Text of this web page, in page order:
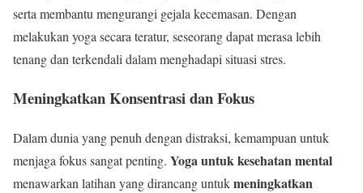
serta membantu mengurangi gejala kecemasan. Dengan
melakukan yoga secara teratur, seseorang dapat merasa lebih
tenang dan terkendali dalam menghadapi situasi stres.
Meningkatkan Konsentrasi dan Fokus
Dalam dunia yang penuh dengan distraksi, kemampuan untuk
menjaga fokus sangat penting. Yoga untuk kesehatan mental
menawarkan latihan yang dirancang untukmeningkatkan